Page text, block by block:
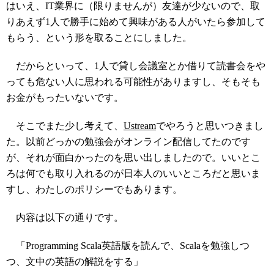
はいえ、IT業界に（限りませんが）友達が少ないので、取
りあえず1人で勝手に始めて興味がある人がいたら参加して
もらう、という形を取ることにしました。
だからといって、1人で貸し会議室とか借りて読書会をや
っても危ない人に思われる可能性がありますし、そもそも
お金がもったいないです。
そこでまた少し考えて、 Ustreamでやろうと思いつきまし
た。以前どっかの勉強会がオンライン配信してたのです
が、それが面白かったのを思い出しましたので。いいとこ
ろは何でも取り入れるのが日本人のいいところだと思いま
すし、わたしのポリシーでもあります。
内容は以下の通りです。
「Programming Scala英語版を読んで、Scalaを勉強しつ
つ、文中の英語の解説をする」